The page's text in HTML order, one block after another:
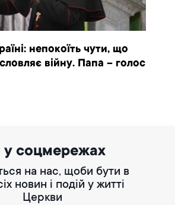
непокоїть чути, що
війну. Папа – голос
соцмережах
на нас, щоби бути в
новин і подій у житті
Церкви